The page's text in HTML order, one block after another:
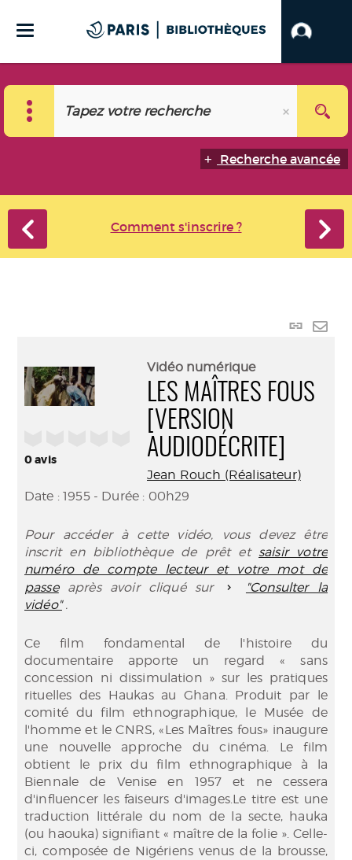
Recherche avancée
Comment s'inscrire ?
Lien
0avis
Vidéo numérique
LES MAÎTRES FOUS
[VERSION
AUDIODÉCRITE]
Jean Rouch (Réalisateur)
Date : 1955 - Durée : 00h29
Pour accéder à cette vidéo, vous devez être
inscrit en bibliothèque de prêt et saisir votre
numéro de compte lecteur et votre mot de
passe
après avoir cliqué sur
"Consulter la
vidéo" .
Ce film fondamental de l'histoire du
documentaire apporte un regard « sans
concession ni dissimulation » sur les pratiques
rituelles des Haukas au Ghana. Produit par le
comité du film ethnographique, le Musée de
l'homme et le CNRS, «Les Maîtres fous» inaugure
une nouvelle approche du cinéma. Le film
obtient le prix du film ethnographique à la
Biennale de Venise en 1957 et ne cessera
d'influencer les faiseurs d'images.Le titre est une
traduction littérale du nom de la secte, hauka
(ou haouka) signifiant « maître de la folie ». Celle-
ci, composée de Nigériens venus de la brousse,